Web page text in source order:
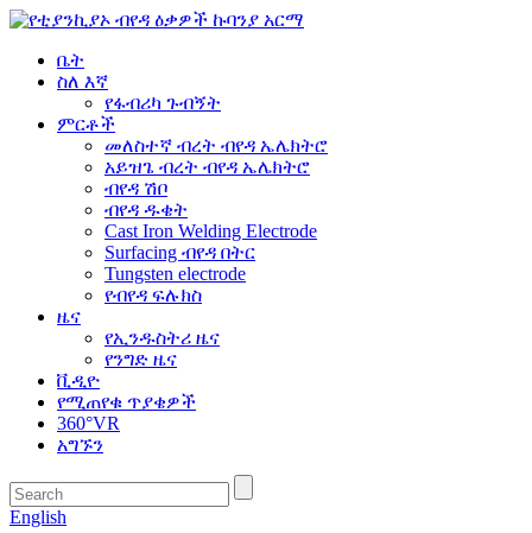
ቤት
ስለ እኛ
የፋብሪካ ጉብኝት
ምርቶች
መለስተኛ ብረት ብየዳ ኤሌክትሮ
አይዝጌ ብረት ብየዳ ኤሌክትሮ
ብየዳ ሽቦ
ብየዳ ዱቄት
Cast Iron Welding Electrode
Surfacing ብየዳ በትር
Tungsten electrode
የብየዳ ፍሉክስ
ዜና
የኢንዱስትሪ ዜና
የንግድ ዜና
ቪዲዮ
የሚጠየቁ ጥያቄዎች
360°VR
አግኙን
English